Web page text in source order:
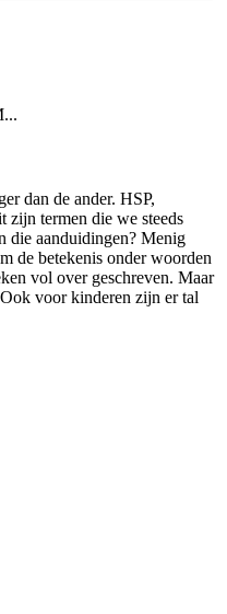
dan de ander. HSP,
zijn termen die we steeds
die aanduidingen? Menig
de betekenis onder woorden
vol over geschreven. Maar
voor kinderen zijn er tal